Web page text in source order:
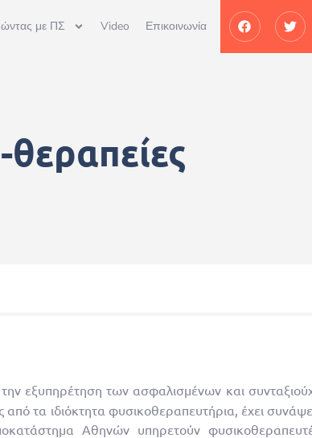
με ΠΣ Video Επικοινωνία
εξυπηρέτηση των ασφαλισμένων και
τα ιδιόκτητα φυσικοθεραπευτήρια, έχει
Αθηνών υπηρετούν